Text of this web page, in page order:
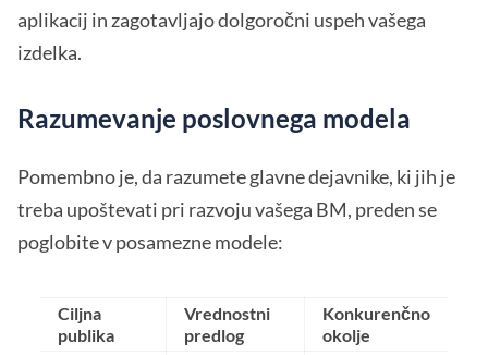
aplikacij in zagotavljajo dolgoročni uspeh vašega
izdelka.
Razumevanje poslovnega modela
Pomembno je, da razumete glavne dejavnike, ki jih je
treba upoštevati pri razvoju vašega BM, preden se
poglobite v posamezne modele:
Ciljna
publika
Vrednostni
predlog
Konkurenčno
okolje